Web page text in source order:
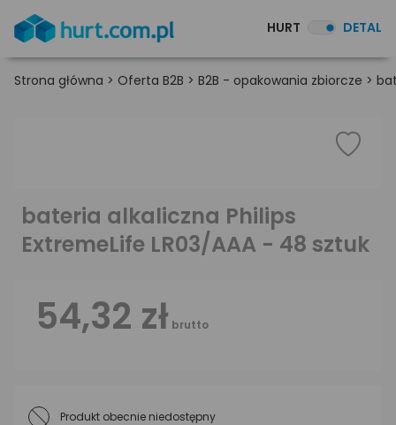
HURT DETAL
Strona główna > Oferta B2B > B2B - opakowania zbiorcze >
bateria alkaliczna Philips
ExtremeLife LR03/AAA - 48 sztuk
54,32 zł brutto
Produkt obecnie niedostępny